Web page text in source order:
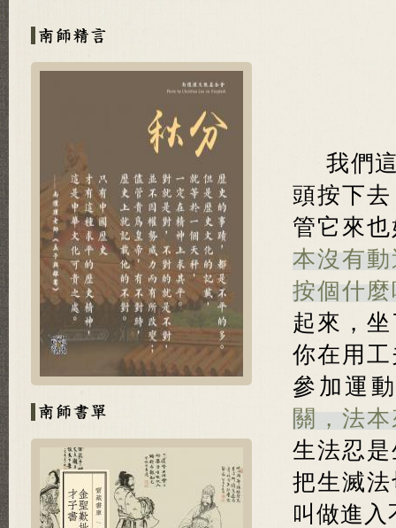
我們
頭按下
管它來
本沒有
按個什
起來，
你在用
參加運
關，法
生法忍
把生滅
叫做進